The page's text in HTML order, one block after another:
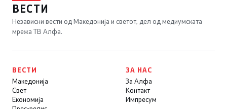
ВЕСТИ
Независни вести од Македонија и светот, дел од медиумската
мрежа ТВ Алфа.
ВЕСТИ
Македонија
Свет
Економија
ЗА НАС
За Алфа
Контакт
Импресум